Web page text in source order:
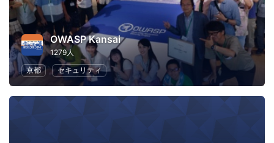
OWASP Kansai
1279人
京都
セキュリティ